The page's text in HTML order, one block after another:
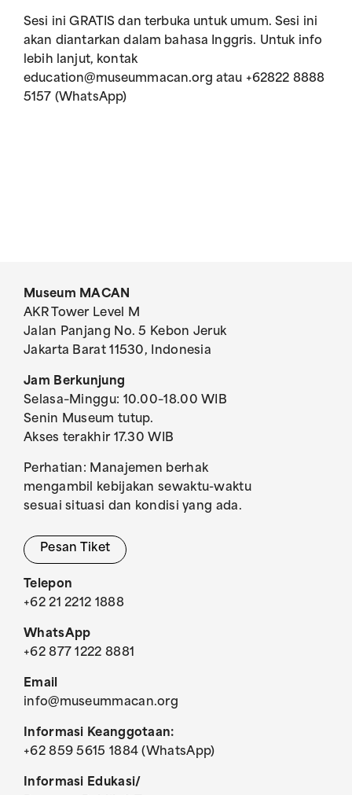
Sesi ini GRATIS dan terbuka untuk umum. Sesi ini
akan diantarkan dalam bahasa Inggris. Untuk info
lebih lanjut, kontak
education@museummacan.org atau +62822 8888
5157 (WhatsApp)
Museum MACAN
AKR Tower Level M
Jalan Panjang No. 5 Kebon Jeruk
Jakarta Barat 11530, Indonesia
Jam Berkunjung
Selasa–Minggu: 10.00–18.00 WIB
Senin Museum tutup.
Akses terakhir 17.30 WIB
Perhatian: Manajemen berhak
mengambil kebijakan sewaktu-waktu
sesuai situasi dan kondisi yang ada.
Pesan Tiket
Telepon
+62 21 2212 1888
WhatsApp
+62 877 1222 8881
Email
info@museummacan.org
Informasi Keanggotaan:
+62 859 5615 1884 (WhatsApp)
Informasi Edukasi/